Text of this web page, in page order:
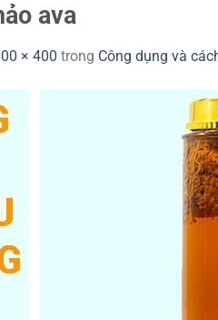
ava
× 400 trong Công dụng và